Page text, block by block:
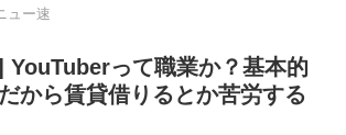
の退役軍人への「支援庁」新設を検討
へ 「トクリュウ対策」
せ消せ消せ消せ消せ消せ消せ！」
題視されるwww
ュー速
YouTuberって職業か？基本的
から賃貸借りるとか苦労する